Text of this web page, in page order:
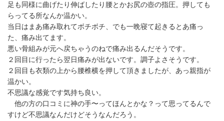
足も同様に曲げたり伸ばしたり腰とかお尻の壺の指圧。押しても
らってる所なんか温かい。
当日はまあ痛み取れてボチボチ、でも一晩寝て起きるとあ痛っ
た、痛み出てます。
悪い骨組みが元へ戻ちゃうのねで痛み出るんだそうです。
２回目に行ったら翌日痛みが出ないです。調子よさそうです。
２回目も衣類の上から腰椎横を押して頂きましたが、あっ親指が
温かい。
不思議な感覚です気持ち良い。
他の方の口コミに神の手〜ってほんとかな？って思ってるんで
すけど不思議なんだけどそうなんだろう。